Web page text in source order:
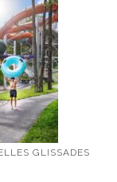
GLISSADES